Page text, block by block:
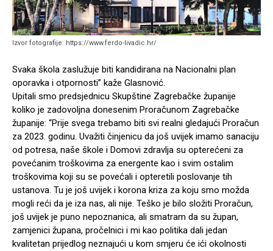
Izvor fotografije: https://www.ferdo-livadic.hr/
Svaka škola zaslužuje biti kandidirana na Nacionalni plan
oporavka i otpornosti” kaže Glasnović.
Upitali smo predsjednicu Skupštine Zagrebačke županije
koliko je zadovoljna donesenim Proračunom Zagrebačke
županije: “Prije svega trebamo biti svi realni gledajući Proračun
za 2023. godinu. Uvažiti činjenicu da još uvijek imamo sanaciju
od potresa, naše škole i Domovi zdravlja su opterećeni za
povećanim troškovima za energente kao i svim ostalim
troškovima koji su se povećali i opteretili poslovanje tih
ustanova. Tu je još uvijek i korona kriza za koju smo možda
mogli reći da je iza nas, ali nije. Teško je bilo složiti Proračun,
još uvijek je puno nepoznanica, ali smatram da su župan,
zamjenici župana, pročelnici i mi kao politika dali jedan
kvalitetan prijedlog neznajući u kom smjeru će ići okolnosti